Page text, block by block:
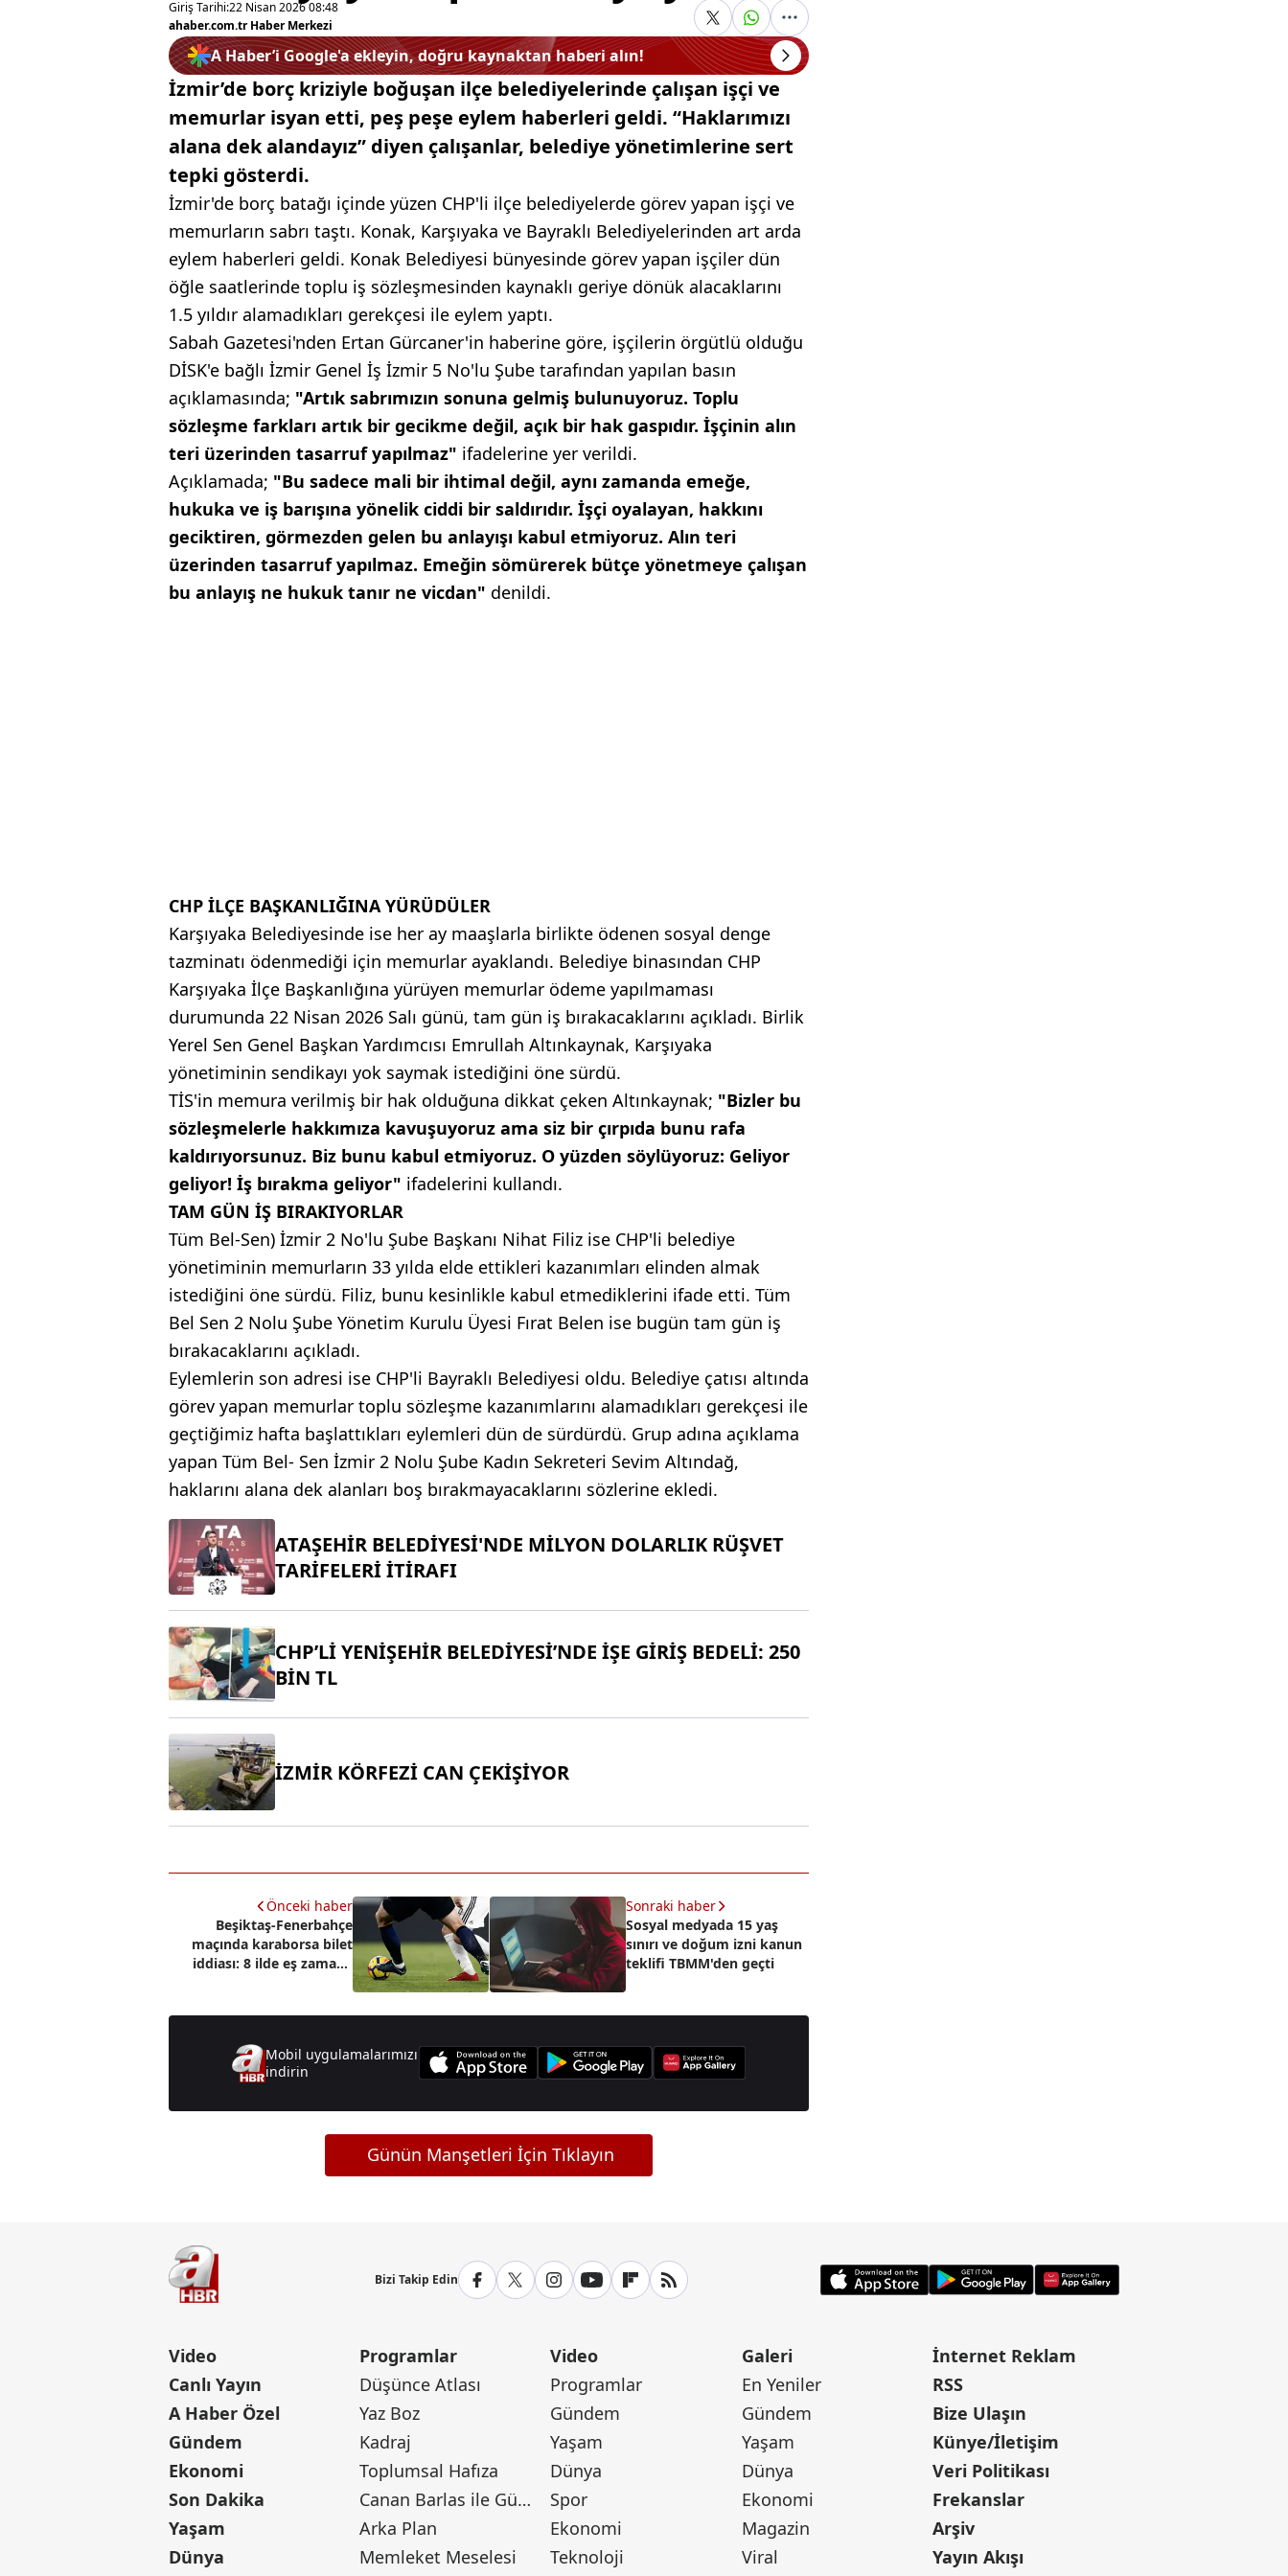
Giriş Tarihi:22 Nisan 2026 08:48
ahaber.com.tr Haber Merkezi
A Haber’i Google'a ekleyin, doğru kaynaktan haberi alın!
İzmir’de borç kriziyle boğuşan ilçe belediyelerinde çalışan işçi ve
memurlar isyan etti, peş peşe eylem haberleri geldi. “Haklarımızı
alana dek alandayız” diyen çalışanlar, belediye yönetimlerine sert
tepki gösterdi.
İzmir'de borç batağı içinde yüzen CHP'li ilçe belediyelerde görev yapan işçi ve
memurların sabrı taştı. Konak, Karşıyaka ve Bayraklı Belediyelerinden art arda
eylem haberleri geldi. Konak Belediyesi bünyesinde görev yapan işçiler dün
öğle saatlerinde toplu iş sözleşmesinden kaynaklı geriye dönük alacaklarını
1.5 yıldır alamadıkları gerekçesi ile eylem yaptı.
Sabah Gazetesi'nden Ertan Gürcaner'in haberine göre, işçilerin örgütlü olduğu
DİSK'e bağlı İzmir Genel İş İzmir 5 No'lu Şube tarafından yapılan basın
açıklamasında; "Artık sabrımızın sonuna gelmiş bulunuyoruz. Toplu
sözleşme farkları artık bir gecikme değil, açık bir hak gaspıdır. İşçinin alın
teri üzerinden tasarruf yapılmaz" ifadelerine yer verildi.
Açıklamada; "Bu sadece mali bir ihtimal değil, aynı zamanda emeğe,
hukuka ve iş barışına yönelik ciddi bir saldırıdır. İşçi oyalayan, hakkını
geciktiren, görmezden gelen bu anlayışı kabul etmiyoruz. Alın teri
üzerinden tasarruf yapılmaz. Emeğin sömürerek bütçe yönetmeye çalışan
bu anlayış ne hukuk tanır ne vicdan" denildi.
CHP İLÇE BAŞKANLIĞINA YÜRÜDÜLER
Karşıyaka Belediyesinde ise her ay maaşlarla birlikte ödenen sosyal denge
tazminatı ödenmediği için memurlar ayaklandı. Belediye binasından CHP
Karşıyaka İlçe Başkanlığına yürüyen memurlar ödeme yapılmaması
durumunda 22 Nisan 2026 Salı günü, tam gün iş bırakacaklarını açıkladı. Birlik
Yerel Sen Genel Başkan Yardımcısı Emrullah Altınkaynak, Karşıyaka
yönetiminin sendikayı yok saymak istediğini öne sürdü.
TİS'in memura verilmiş bir hak olduğuna dikkat çeken Altınkaynak; "Bizler bu
sözleşmelerle hakkımıza kavuşuyoruz ama siz bir çırpıda bunu rafa
kaldırıyorsunuz. Biz bunu kabul etmiyoruz. O yüzden söylüyoruz: Geliyor
geliyor! İş bırakma geliyor" ifadelerini kullandı.
TAM GÜN İŞ BIRAKIYORLAR
Tüm Bel-Sen) İzmir 2 No'lu Şube Başkanı Nihat Filiz ise CHP'li belediye
yönetiminin memurların 33 yılda elde ettikleri kazanımları elinden almak
istediğini öne sürdü. Filiz, bunu kesinlikle kabul etmediklerini ifade etti. Tüm
Bel Sen 2 Nolu Şube Yönetim Kurulu Üyesi Fırat Belen ise bugün tam gün iş
bırakacaklarını açıkladı.
Eylemlerin son adresi ise CHP'li Bayraklı Belediyesi oldu. Belediye çatısı altında
görev yapan memurlar toplu sözleşme kazanımlarını alamadıkları gerekçesi ile
geçtiğimiz hafta başlattıkları eylemleri dün de sürdürdü. Grup adına açıklama
yapan Tüm Bel- Sen İzmir 2 Nolu Şube Kadın Sekreteri Sevim Altındağ,
haklarını alana dek alanları boş bırakmayacaklarını sözlerine ekledi.
ATAŞEHİR BELEDİYESİ'NDE MİLYON DOLARLIK RÜŞVET
TARİFELERİ İTİRAFI
CHP’Lİ YENİŞEHİR BELEDİYESİ’NDE İŞE GİRİŞ BEDELİ: 250
BİN TL
İZMİR KÖRFEZİ CAN ÇEKİŞİYOR
Önceki haber
Beşiktaş-Fenerbahçe
maçında karaborsa bilet
iddiası: 8 ilde eş zamanlı
Sonraki haber
Sosyal medyada 15 yaş
sınırı ve doğum izni kanun
teklifi TBMM'den geçti
Mobil uygulamalarımızı
indirin
Günün Manşetleri İçin Tıklayın
Bizi Takip Edin
Video
Canlı Yayın
A Haber Özel
Gündem
Ekonomi
Son Dakika
Yaşam
Dünya
Programlar
Düşünce Atlası
Yaz Boz
Kadraj
Toplumsal Hafıza
Canan Barlas ile Gündem
Arka Plan
Memleket Meselesi
Video
Programlar
Gündem
Yaşam
Dünya
Spor
Ekonomi
Teknoloji
Galeri
En Yeniler
Gündem
Yaşam
Dünya
Ekonomi
Magazin
Viral
İnternet Reklam
RSS
Bize Ulaşın
Künye/İletişim
Veri Politikası
Frekanslar
Arşiv
Yayın Akışı